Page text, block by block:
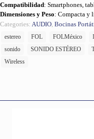
Compatibilidad: Smartphones,
Dimensiones y Peso: Compacta y
Categories: AUDIO, Bocinas
estereo
FOL FOLMéxico
sonido
SONIDO ESTÉREO
Wireless